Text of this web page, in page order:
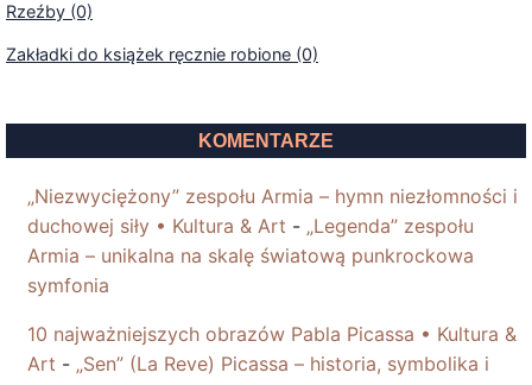
Rzeźby (0)
Zakładki do książek ręcznie robione (0)
KOMENTARZE
„Niezwyciężony” zespołu Armia – hymn niezłomności i
duchowej siły • Kultura & Art - „Legenda” zespołu
Armia – unikalna na skalę światową punkrockowa
symfonia
10 najważniejszych obrazów Pabla Picassa • Kultura &
Art - „Sen” (La Reve) Picassa – historia, symbolika i